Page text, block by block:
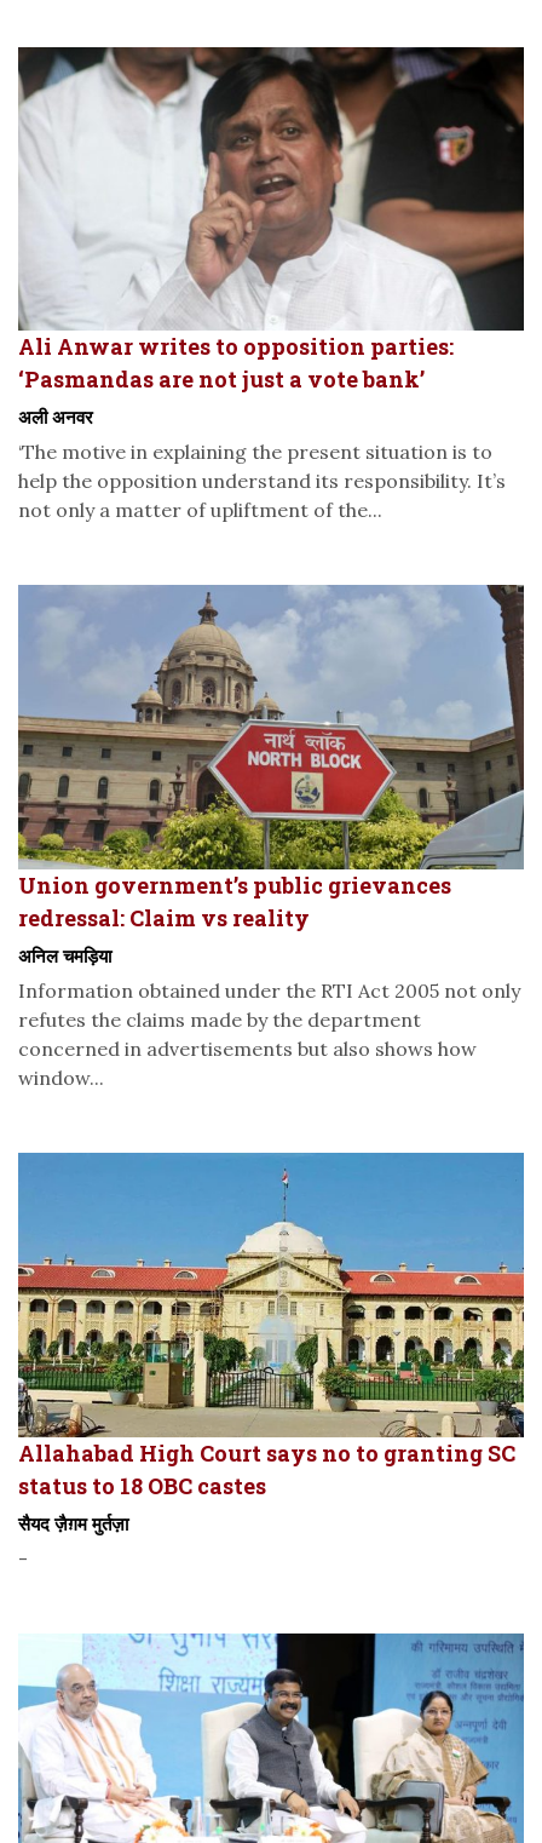
Ali Anwar writes to opposition parties:
‘Pasmandas are not just a vote bank’
अली अनवर
‘The motive in explaining the present situation is to
help the opposition understand its responsibility. It’s
not only a matter of upliftment of the...
Union government’s public grievances
redressal: Claim vs reality
अनिल चमड़िया
Information obtained under the RTI Act 2005 not only
refutes the claims made by the department
concerned in advertisements but also shows how
window...
Allahabad High Court says no to granting SC
status to 18 OBC castes
सैयद ज़ैग़म मुर्तज़ा
-